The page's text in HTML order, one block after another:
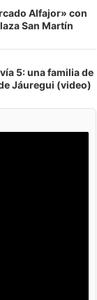
Alfajor» con
San Martín
5: una familia de
Jáuregui (video)